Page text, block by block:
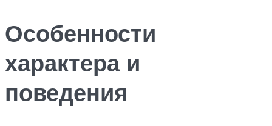
Особенности
характера и
поведения